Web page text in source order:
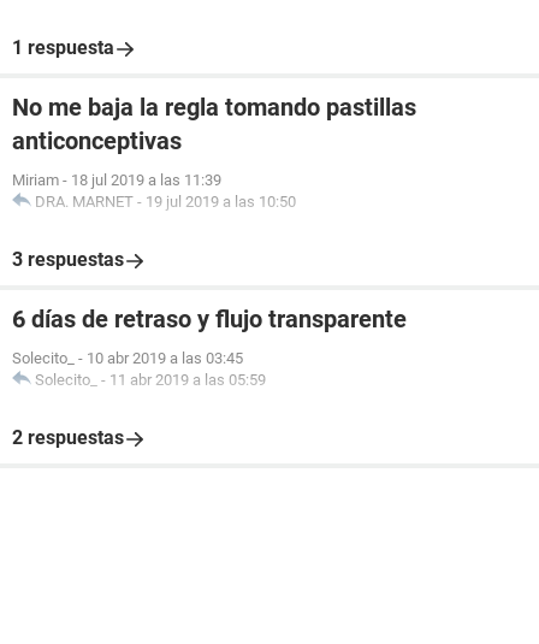
1 respuesta
No me baja la regla tomando pastillas
anticonceptivas
Miriam - 18 jul 2019 a las 11:39
DRA. MARNET - 19 jul 2019 a las 10:50
3 respuestas
6 días de retraso y flujo transparente
Solecito_ - 10 abr 2019 a las 03:45
Solecito_ - 11 abr 2019 a las 05:59
2 respuestas